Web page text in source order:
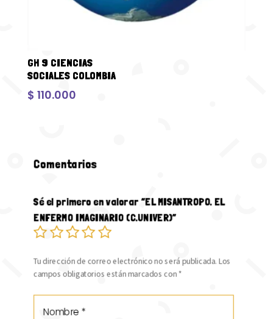
GH 9 CIENCIAS
SOCIALES COLOMBIA
$ 110.000
Comentarios
Sé el primero en valorar “EL MISANTROPO. EL
ENFERMO IMAGINARIO (C.UNIVER)”
Tu dirección de correo electrónico no será publicada. Los
campos obligatorios están marcados con*